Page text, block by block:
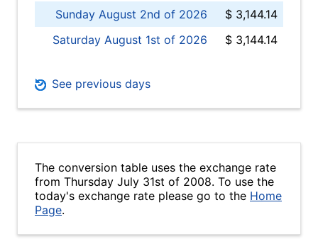
Sunday August 2nd of 2026
$ 3,144.14
Saturday August 1st of 2026
$ 3,144.14
See previous days
The conversion table uses the exchange rate
from Thursday July 31st of 2008. To use the
today's exchange rate please go to the Home
Page.